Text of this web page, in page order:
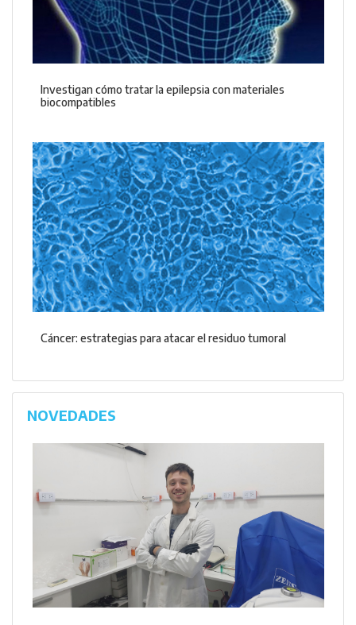
Investigan cómo tratar la epilepsia con materiales
biocompatibles
Cáncer: estrategias para atacar el residuo tumoral
NOVEDADES